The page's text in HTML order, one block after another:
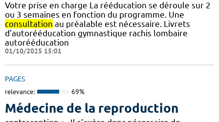
Votre prise en charge La rééducation se déroule sur 2
ou 3 semaines en fonction du programme. Une
consultation au préalable est nécessaire. Livrets
d’autorééducation gymnastique rachis lombaire
autorééducation
01/10/2025 15:01
PAGES
relevance: 69%
Médecine de la reproduction